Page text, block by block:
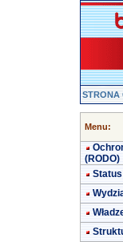
STRONA
Menu:
(RODO)